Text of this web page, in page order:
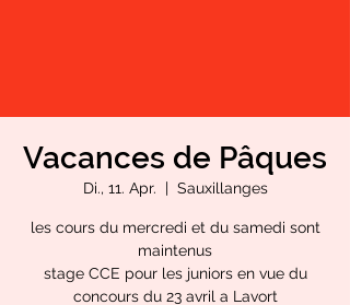
Vacances de Pâques
Di., 11. Apr.
  |
Sauxillanges
les cours du mercredi et du samedi sont
maintenus
stage CCE pour les juniors en vue du
concours du 23 avril a Lavort